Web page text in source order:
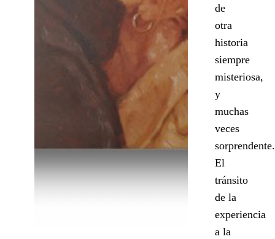
de
otra
historia
siempre
misteriosa,
y
muchas
veces
sorprendente.
El
tránsito
de la
experiencia
a la